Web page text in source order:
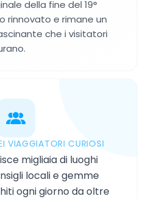
della fine del 19°
rinnovato e rimane un
che i visitatori
VIAGGIATORI CURIOSI
migliaia di luoghi
locali e gemme
ogni giorno da oltre